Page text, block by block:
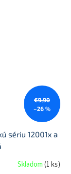
€9,90
–26 %
sériu 12001x a
Skladom(1 ks)